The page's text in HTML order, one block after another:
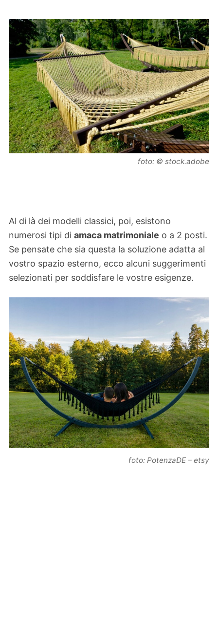
foto: © stock.adobe
Al di là dei modelli classici, poi, esistono
numerosi tipi di amaca matrimoniale o a 2 posti.
Se pensate che sia questa la soluzione adatta al
vostro spazio esterno, ecco alcuni suggerimenti
selezionati per soddisfare le vostre esigenze.
foto: PotenzaDE – etsy